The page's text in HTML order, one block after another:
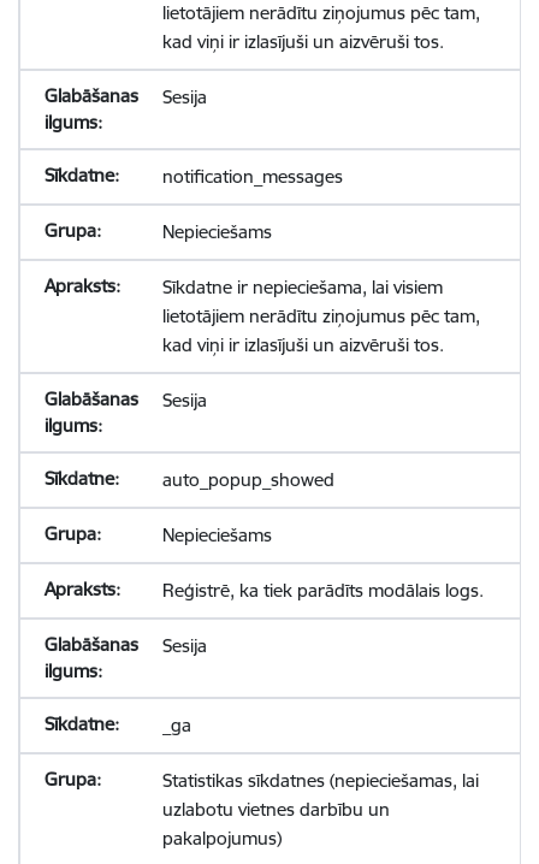
lietotājiem nerādītu ziņojumus pēc tam,
kad viņi ir izlasījuši un aizvēruši tos.
Sesija
notification_messages
Nepieciešams
Sīkdatne ir nepieciešama, lai visiem
lietotājiem nerādītu ziņojumus pēc tam,
kad viņi ir izlasījuši un aizvēruši tos.
Sesija
auto_popup_showed
Nepieciešams
Reģistrē, ka tiek parādīts modālais logs.
Sesija
_ga
Statistikas sīkdatnes (nepieciešamas, lai
uzlabotu vietnes darbību un
pakalpojumus)